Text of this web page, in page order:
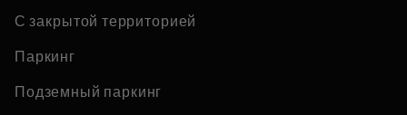
С закрытой территорией
Паркинг
Подземный паркинг